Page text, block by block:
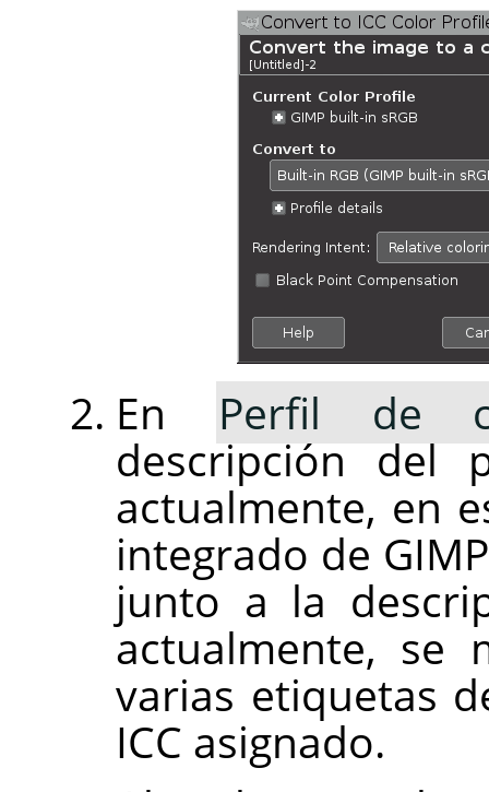
En Perfil de
descripción del
actualmente, en
integrado de
junto a la
actualmente, se
varias etiquetas
ICC asignado.